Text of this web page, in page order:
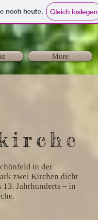
noch heute. Gleich loslegen
More
in der
zwei Kirchen dicht
Jahrhunderts – in